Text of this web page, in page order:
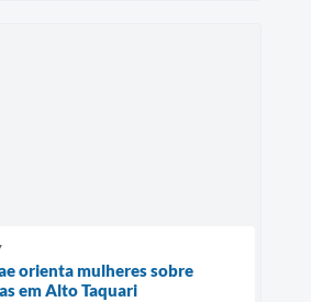
orienta mulheres sobre
em Alto Taquari